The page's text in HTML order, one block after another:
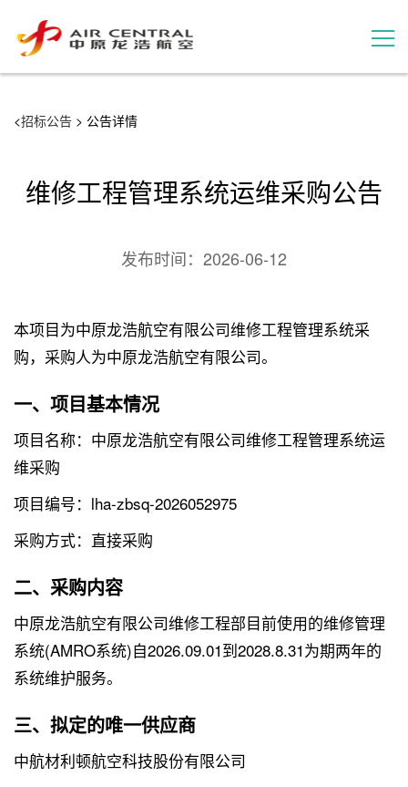
用户案例
<招标公告 > 公告详情
维修工程管理系统运维采购公告
发布时间： 2026-06-12
本项目为中原龙浩航空有限公司维修工程管理系统采
购，采购人为中原龙浩航空有限公司。
一、项目基本情况
项目名称：中原龙浩航空有限公司维修工程管理系统运
维采购
项目编号：lha-zbsq-2026052975
采购方式：直接采购
二、采购内容
中原龙浩航空有限公司维修工程部目前使用的维修管理
系统(AMRO系统)自2026.09.01到2028.8.31为期两年的
系统维护服务。
三、拟定的唯一供应商
中航材利顿航空科技股份有限公司